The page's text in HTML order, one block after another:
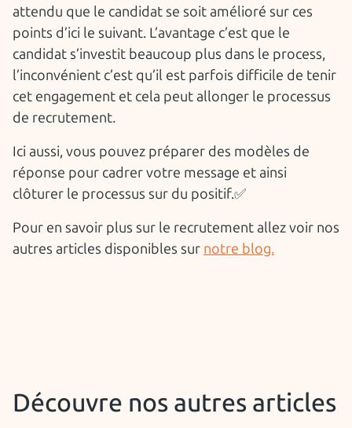
attendu que le candidat se soit amélioré sur ces
points d’ici le suivant. L’avantage c’est que le
candidat s’investit beaucoup plus dans le process,
l’inconvénient c’est qu’il est parfois difficile de tenir
cet engagement et cela peut allonger le processus
de recrutement.
Ici aussi, vous pouvez préparer des modèles de
réponse pour cadrer votre message et ainsi
clôturer le processus sur du positif.✅
Pour en savoir plus sur le recrutement allez voir nos
autres articles disponibles sur notre blog.
Découvre nos autres articles